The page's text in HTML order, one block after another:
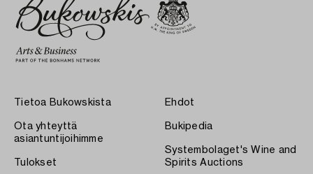
Tietoa Bukowskista
Ota yhteyttä
asiantuntijoihimme
Tulokset
Ehdot
Bukipedia
Systembolaget's Wine and
Spirits Auctions